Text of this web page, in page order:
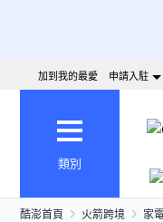
加到我的最愛 申請入駐
類別
酷澎首頁 火箭跨境 家